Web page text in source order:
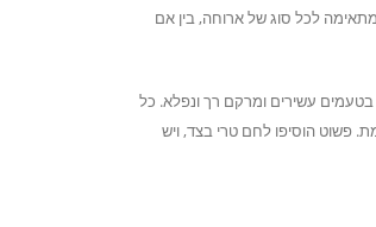
לכל סוג של ארוחה, בין אם
עשירים ומרקם רך ונפלא. כל
פשוט הוסיפו לחם טרי בצד, ויש